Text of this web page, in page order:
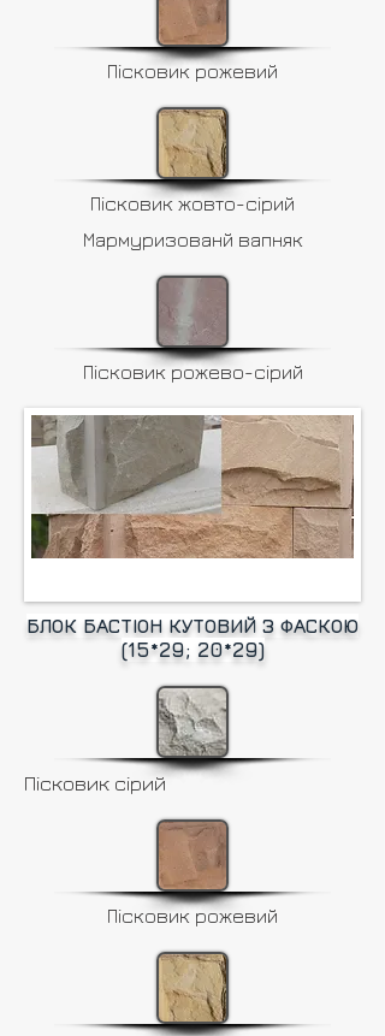
Пісковик рожевий
Пісковик жовто-сірий
Мармуризованй вапняк
Пісковик рожево-сірий
БЛОК БАСТІОН КУТОВИЙ З ФАСКОЮ
(15*29; 20*29)
Пісковик сірий
Пісковик рожевий